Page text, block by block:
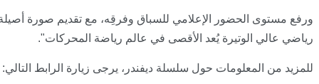
ورفع مستوى الحضور الإعلامي للسباق وفرقِه، مع تقديم صورة
رياضي عالي الوتيرة يُعد الأقصى في عالم رياضة المحركات".
للمزيد من المعلومات حول سلسلة ديفندر، يرجى زيارة الرابط التالي: